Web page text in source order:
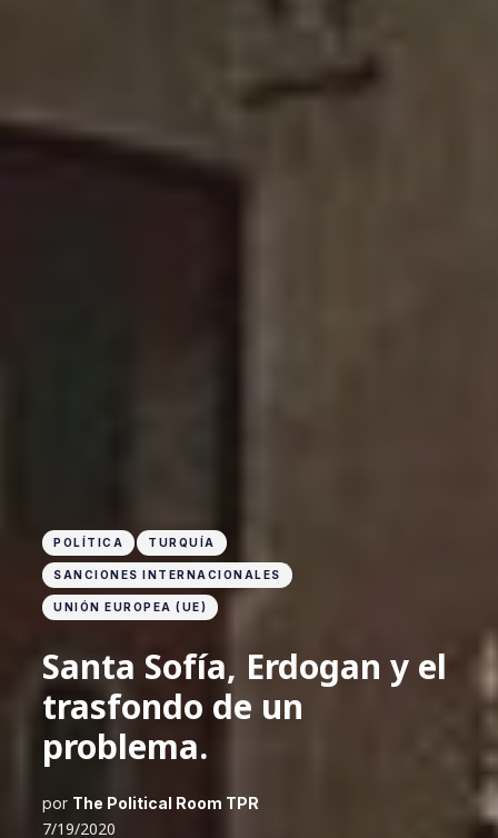
POLÍTICA TURQUÍA
SANCIONES INTERNACIONALES
UNIÓN EUROPEA (UE)
Santa Sofía, Erdogan y el
trasfondo de un
problema.
por The Political Room TPR
7/19/2020